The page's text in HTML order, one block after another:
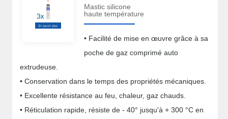
Mastic silicone
haute température
• Facilité de mise en œuvre grâce à sa
poche de gaz comprimé auto
extrudeuse.
• Conservation dans le temps des propriétés mécaniques.
• Excellente résistance au feu, chaleur, gaz chauds.
• Réticulation rapide, résiste de - 40° jusqu'à + 300 °C en